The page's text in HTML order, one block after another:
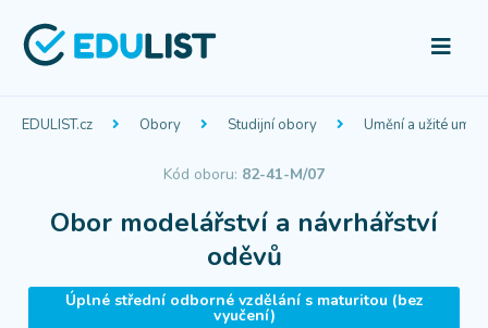
EDULIST.cz Obory Studijní obory Umění a užité umění
Kód oboru: 82-41-M/07
Obor modelářství a návrhářství
oděvů
Úplné střední odborné vzdělání s maturitou (bez
vyučení)